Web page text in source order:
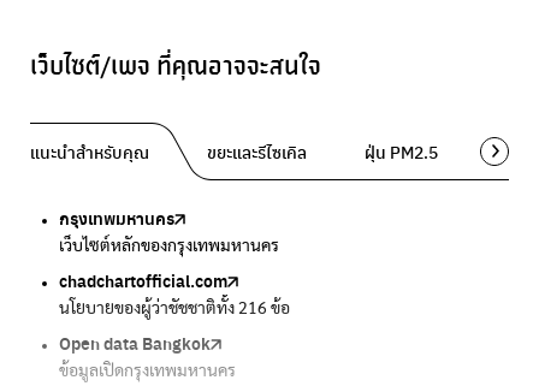
เว็บไซต์/เพจ ที่คุณอาจจะสนใจ
แนะนำสำหรับคุณ ขยะและรีไซเคิล ฝุ่น PM2.5 พื้นที่สี
กรุงเทพมหานคร
เว็บไซต์หลักของกรุงเทพมหานคร
chadchartofficial.com
นโยบายของผู้ว่าชัชชาติทั้ง 216 ข้อ
Open data Bangkok
ข้อมูลเปิดกรุงเทพมหานคร
Traffy Fondue
แจ้งปัญหาขยะ เพื่อให้หน่วยงานแก้ไข
BKK Zero Waste
กรุงเทพฯไม่เทรวม
ลุงซาเล้งกับขยะที่หายไป
เริ่มแยกขยะตั้งแต่วันนี้ เดี๋ยวลุงสอนให้
Traffy Fondue
แจ้งปัญหาฝุ่น เพื่อให้หน่วยงานแก้ไข
Airbkk
รายงานคุณภาพอากาศในกรุงเทพมหานคร
Air4Thai
ตรวจสอบสภาพอากาศรอบตัวคุณง่ายๆ
Bangkok Trees
ความคืบหน้าโครงการต้นไม้ล้านต้น
Greener Bangkok 2030
โครงการเพิ่มพื้นที่สีเขียวภายในปี 2030
We park
เครือข่ายพัฒนาเมืองและชุมชนสุขภาวะ
DCCE
กรมการเปลี่ยนแปลงสภาพภูมิอากาศและสิ่งแวดล้อม
BangkokStories
เรื่องราวในกรุงเทพโดยครีเอเตอร์
กรมควบคุมมลพิษ
แหล่งข้อมูลเกี่ยวกับมาตรฐานคุณภาพอากาศ น้ำ และเสียง